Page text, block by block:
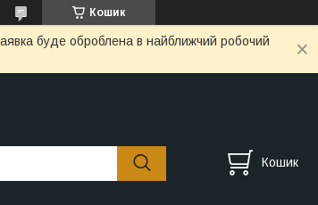
Кошик
буде оброблена в найближчий робочий
Кошик